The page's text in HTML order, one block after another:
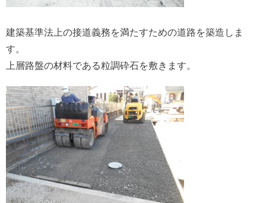
建築基準法上の接道義務を満たすための道路を築造しま
す。
上層路盤の材料である粒調砕石を敷きます。